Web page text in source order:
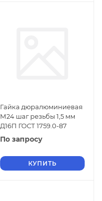
Гайка дюралюминиевая
М24 шаг резьбы 1,5 мм
Д16П ГОСТ 1759.0-87
По запросу
КУПИТЬ